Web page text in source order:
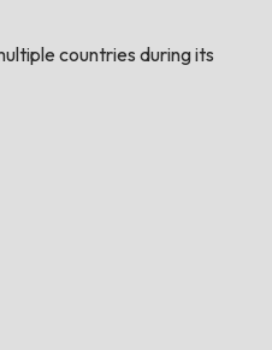
countries during its